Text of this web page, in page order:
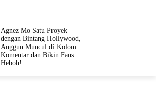
Agnez Mo Satu Proyek
dengan Bintang Hollywood,
Anggun Muncul di Kolom
Komentar dan Bikin Fans
Heboh!